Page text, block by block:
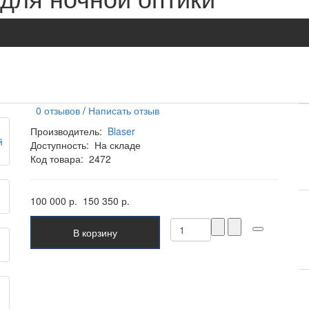
0 отзывов / Написать отзыв
Производитель: Blaser
Доступность: На складе
Код товара: 2472
100 000 р. 150 350 р.
В корзину